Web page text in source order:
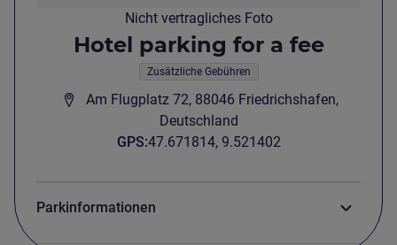
Nicht vertragliches Foto
Hotel parking for a fee
Zusätzliche Gebühren
Am Flugplatz 72, 88046 Friedrichshafen,
Deutschland
GPS:47.671814, 9.521402
Parkinformationen